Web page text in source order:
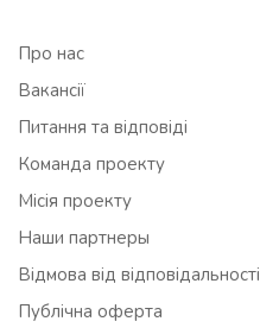
Про нас
Вакансії
Питання та відповіді
Команда проекту
Місія проекту
Наши партнеры
Відмова від відповідальності
Публічна оферта